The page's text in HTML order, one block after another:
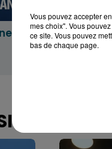
L'info
Vous pouvez accepter
mes choix". Vous
ce site. Vous pouvez
bas de chaque page.